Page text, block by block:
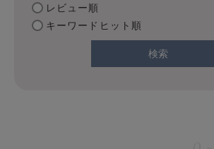
レビュー順
キーワードヒット順
検索